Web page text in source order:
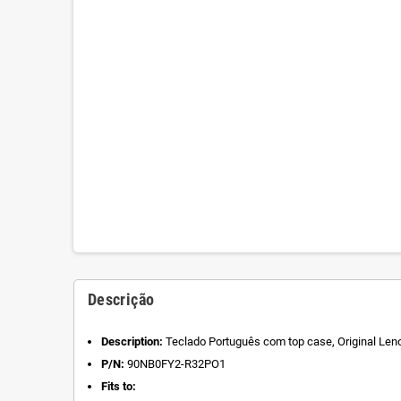
Descrição
Description: Teclado Português com top case, Original
P/N: 90NB0FY2-R32PO1
Fits to: